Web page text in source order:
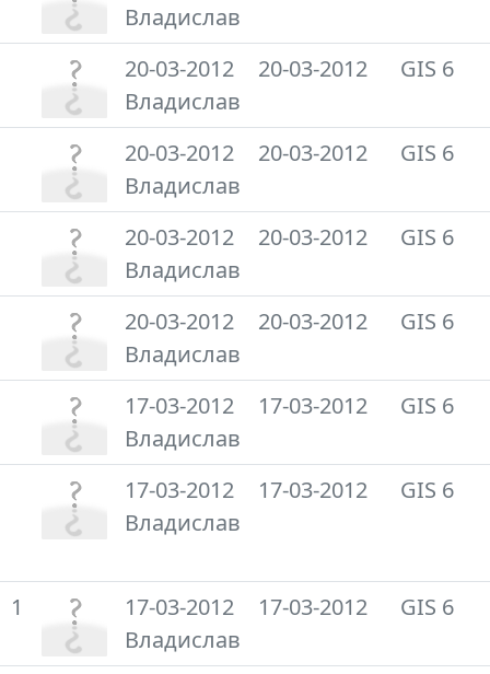
Владислав
20-03-2012
Владислав
20-03-2012 GIS 6
20-03-2012
Владислав
20-03-2012 GIS 6
20-03-2012
Владислав
20-03-2012 GIS 6
20-03-2012
Владислав
20-03-2012 GIS 6
17-03-2012
Владислав
17-03-2012 GIS 6
17-03-2012
Владислав
17-03-2012 GIS 6
1
17-03-2012
Владислав
17-03-2012 GIS 6